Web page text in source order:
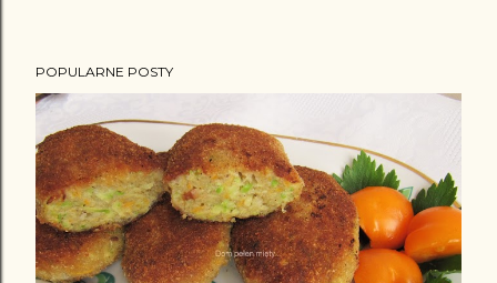
t
a
r
z
POPULARNE POSTY